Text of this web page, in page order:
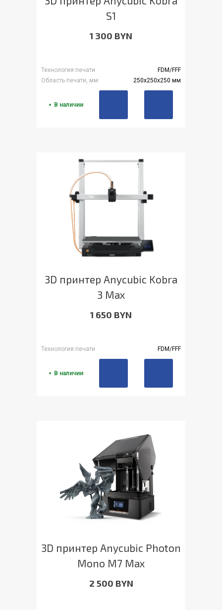
S1
1 300 BYN
Технология печати
FDM/FFF
Область печати, мм
250x250x250 мм
В наличии
3D принтер Anycubic Kobra
3 Max
1 650 BYN
Технология печати FDM/FFF
В наличии
3D принтер Anycubic Photon
Mono M7 Max
2 500 BYN